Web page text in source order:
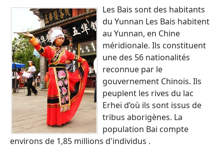
Les Bais sont des habitants
du Yunnan Les Bais habitent
au Yunnan, en Chine
méridionale. Ils constituent
une des 56 nationalités
reconnue par le
gouvernement Chinois. Ils
peuplent les rives du lac
Erheï d’où ils sont issus de
tribus aborigènes. La
population Bai compte
environs de 1,85 millions d'individus .